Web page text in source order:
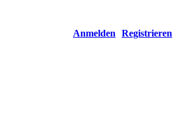
Registrieren
Anmelden